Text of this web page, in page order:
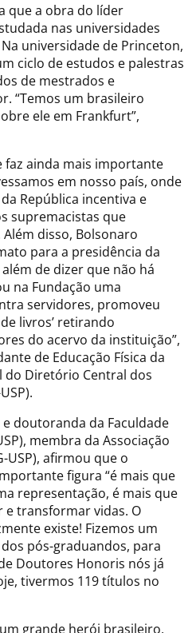
que a obra do líder
nas universidades
universidade de Princeton,
ciclo de estudos e palestras
de mestrados e
“Temos um brasileiro
ele em Frankfurt”,
faz ainda mais importante
em nosso país, onde
República incentiva e
supremacistas que
disso, Bolsonaro
para a presidência da
de dizer que não há
na Fundação uma
servidores, promoveu
livros’ retirando
do acervo da instituição”,
de Educação Física da
do Diretório Central dos
doutoranda da Faculdade
membra da Associação
USP), afirmou que o
figura “é mais que
representação, é mais que
e transformar vidas. O
existe! Fizemos um
pós-graduandos, para
Doutores Honoris nós já
tivermos 119 títulos no
grande herói brasileiro,